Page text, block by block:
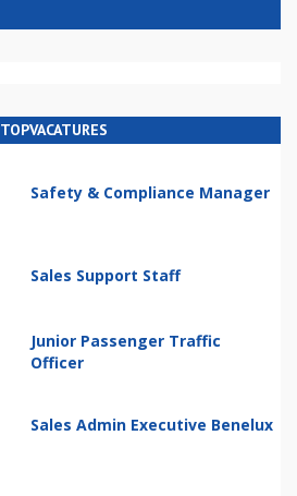
TOPVACATURES
Safety & Compliance Manager
Sales Support Staff
Junior Passenger Traffic
Officer
Sales Admin Executive Benelux